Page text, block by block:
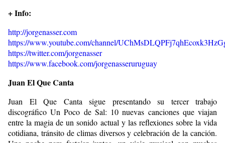
+ Info:
http://jorgenasser.com
https://www.youtube.com/channel/
https://twitter.com/jorgenasser
https://www.facebook.com/jorgenasseruruguay
Juan El Que Canta
Juan El Que Canta sigue presentando su tercer trabajo
discográfico Un Poco de Sal: 10 nuevas canciones que viajan
entre la magia de un sonido actual y las reflexiones sobre la vida
cotidiana, tránsito de climas diversos y celebración de la canción.